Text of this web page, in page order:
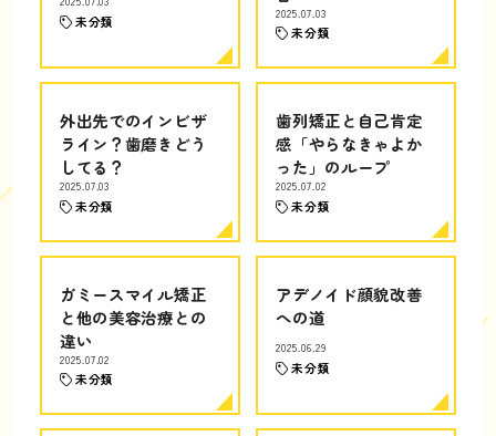
未分類
2025.07.03
未分類
外出先でのインビザ
ライン？歯磨きどう
してる？
2025.07.03
未分類
歯列矯正と自己肯定
感「やらなきゃよか
った」のループ
2025.07.02
未分類
ガミースマイル矯正
と他の美容治療との
違い
2025.07.02
未分類
アデノイド顔貌改善
への道
2025.06.29
未分類